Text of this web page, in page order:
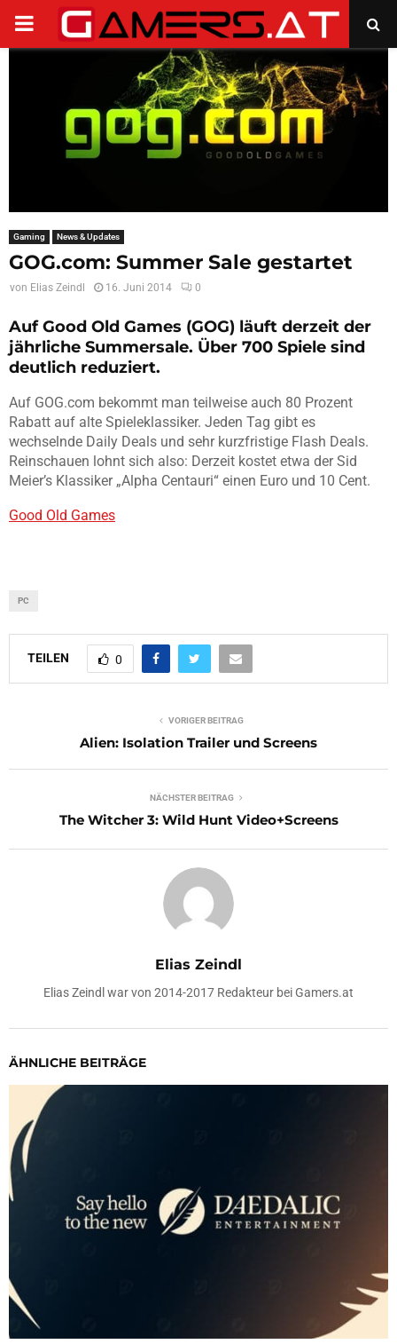
PRIMARY
Gaming News & Updates
GOG.com: Summer Sale gestartet
von Elias Zeindl 16. Juni 2014 0
Auf Good Old Games (GOG) läuft derzeit der
jährliche Summersale. Über 700 Spiele sind
deutlich reduziert.
Auf GOG.com bekommt man teilweise auch 80 Prozent
Rabatt auf alte Spieleklassiker. Jeden Tag gibt es
wechselnde Daily Deals und sehr kurzfristige Flash Deals.
Reinschauen lohnt sich also: Derzeit kostet etwa der Sid
Meier’s Klassiker „Alpha Centauri“ einen Euro und 10 Cent.
Good Old Games
PC
TEILEN 0
VORIGER BEITRAG
Alien: Isolation Trailer und Screens
NÄCHSTER BEITRAG
The Witcher 3: Wild Hunt Video+Screens
Elias Zeindl
Elias Zeindl war von 2014-2017 Redakteur bei Gamers.at
ÄHNLICHE BEITRÄGE